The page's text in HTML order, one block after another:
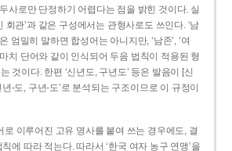
사로만 단정하기 어렵다는 점을 밝힌 것이다. 실
회관’과 같은 구성에서는 관형사로도 쓰인다. ‘남
엄밀히 말하면 합성어는 아니지만, ‘남존’, ‘여
마치 단어와 같이 인식되어 두음 법칙이 적용된 형
것이다. 한편 ‘신년도, 구년도’ 등은 발음이 [신
년­-도, 구년-­도’로 분석되는 구조이므로 이 규정이
로 이루어진 고유 명사를 붙여 쓰는 경우에도, 결
에 따라 적는다. 따라서 ‘한국 여자 농구 연맹’을